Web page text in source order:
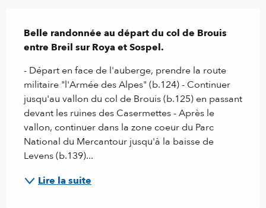
Belle randonnée au départ du col de Brouis
entre Breil sur Roya et Sospel.
- Départ en face de l'auberge, prendre la route
militaire "l'Armée des Alpes" (b.124) - Continuer
jusqu'au vallon du col de Brouis (b.125) en passant
devant les ruines des Casermettes - Après le
vallon, continuer dans la zone coeur du Parc
National du Mercantour jusqu'à la baisse de
Levens (b.139)...
Lire la suite